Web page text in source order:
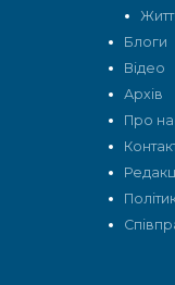
Блоги
Відео
Архів
Про